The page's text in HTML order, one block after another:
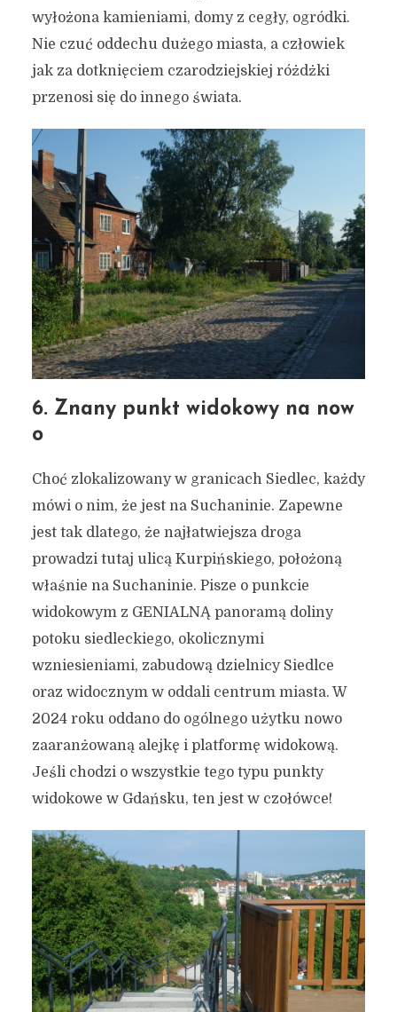
wyłożona kamieniami, domy z cegły, ogródki.
Nie czuć oddechu dużego miasta, a człowiek
jak za dotknięciem czarodziejskiej różdżki
przenosi się do innego świata.
6. Znany punkt widokowy na now
o
Choć zlokalizowany w granicach Siedlec, każdy
mówi o nim, że jest na Suchaninie. Zapewne
jest tak dlatego, że najłatwiejsza droga
prowadzi tutaj ulicą Kurpińskiego, położoną
właśnie na Suchaninie. Pisze o punkcie
widokowym z GENIALNĄ panoramą doliny
potoku siedleckiego, okolicznymi
wzniesieniami, zabudową dzielnicy Siedlce
oraz widocznym w oddali centrum miasta. W
2024 roku oddano do ogólnego użytku nowo
zaaranżowaną alejkę i platformę widokową.
Jeśli chodzi o wszystkie tego typu punkty
widokowe w Gdańsku, ten jest w czołówce!